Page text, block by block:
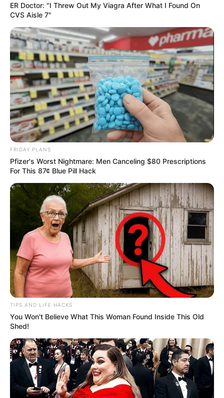
ER Doctor: "I Threw Out My Viagra After What I Found On
CVS Aisle 7"
FRIDAY PLANS
Pfizer's Worst Nightmare: Men Canceling $80 Prescriptions
For This 87¢ Blue Pill Hack
TIPS AND LIFE HACKS
You Won't Believe What This Woman Found Inside This Old
Shed!